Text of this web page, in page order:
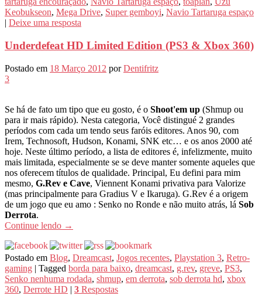
Keobukseon, Mega Drive, Super gemboyi, Navio Tartaruga espaço
| Deixe uma resposta
Underdefeat HD Limited Edition (PS3 & Xbox 360)
Postado em 18 Março 2012 porDentifritz
3
Se há de fato um tipo que eu gosto, é o Shoot'em up (Shmup ou
para ir mais rápido). Nesta categoria, Você distingué 2 grandes
períodos com cada um tendo seus faróis editores. Anos 90, com
Irem, Technosoft, Hudson, Konami, SNK etc… e os anos 2000 até
hoje. Neste último período, a lista de editores é, infelizmente, muito
mais limitada, especialmente se se deve manter somente aqueles que
nos oferecem títulos de qualidade. Principal, Eu defini para mim
mesmo, G.Rev e Cave, Viennent Konami privativa para Valorize
(mas principalmente para Gradius V e Ikaruga). G.Rev é a origem
de um jogo que eu amo : Senko no Ronde e não muito atrás, lá Sob
Derrota.
Continue lendo →
Postado em Blog, Dreamcast, Jogos recentes, Playstation 3, Retro-
gaming | Tagged borda para baixo, dreamcast, g.rev, greve, PS3,
Senko nenhuma rodada, shmup, em derrota, sob derrota hd, xbox
360, Derrote HD | 3 Respostas